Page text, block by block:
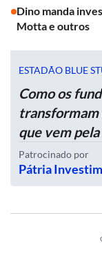
Dino manda
Motta e outros
ESTADÃO BLUE
Como os
transformam
que vem
Patrocinado por
Pátria